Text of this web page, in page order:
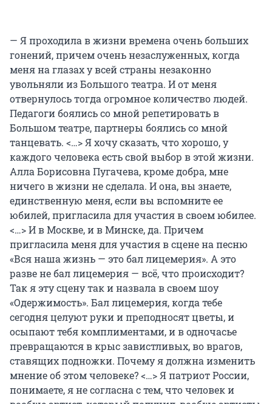
— Я проходила в жизни времена очень больших
гонений, причем очень незаслуженных, когда
меня на глазах у всей страны незаконно
увольняли из Большого театра. И от меня
отвернулось тогда огромное количество людей.
Педагоги боялись со мной репетировать в
Большом театре, партнеры боялись со мной
танцевать. <…> Я хочу сказать, что хорошо, у
каждого человека есть свой выбор в этой жизни.
Алла Борисовна Пугачева, кроме добра, мне
ничего в жизни не сделала. И она, вы знаете,
единственную меня, если вы вспомните ее
юбилей, пригласила для участия в своем юбилее.
<…> И в Москве, и в Минске, да. Причем
пригласила меня для участия в сцене на песню
«Вся наша жизнь — это бал лицемерия». А это
разве не бал лицемерия — всё, что происходит?
Так я эту сцену так и назвала в своем шоу
«Одержимость». Бал лицемерия, когда тебе
сегодня целуют руки и преподносят цветы, и
осыпают тебя комплиментами, и в одночасье
превращаются в крыс завистливых, во врагов,
ставящих подножки. Почему я должна изменить
мнение об этом человеке? <…> Я патриот России,
понимаете, я не согласна с тем, что человек и